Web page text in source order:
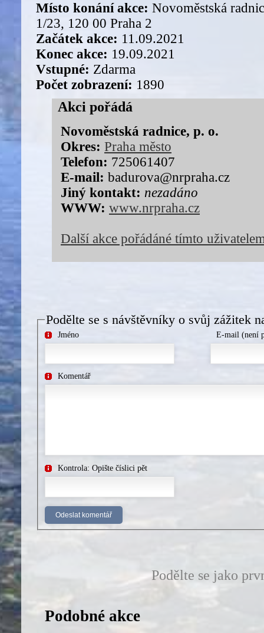
Místo konání akce: Novoměstská
1/23, 120 00 Praha 2
Začátek akce: 11.09.2021
Konec akce: 19.09.2021
Vstupné: Zdarma
Počet zobrazení: 1890
Akci pořádá
Novoměstská radnice, p. o.
Okres: Praha město
Telefon: 725061407
E-mail: badurova@nrpraha.cz
Jiný kontakt: nezadáno
WWW: www.nrpraha.cz
Další akce pořádáné tímto
Podělte se s návštěvníky o svůj zážitek
Jméno E-mail (není
Komentář
Kontrola: Opište číslici pět
Podělte se jako
Podobné akce